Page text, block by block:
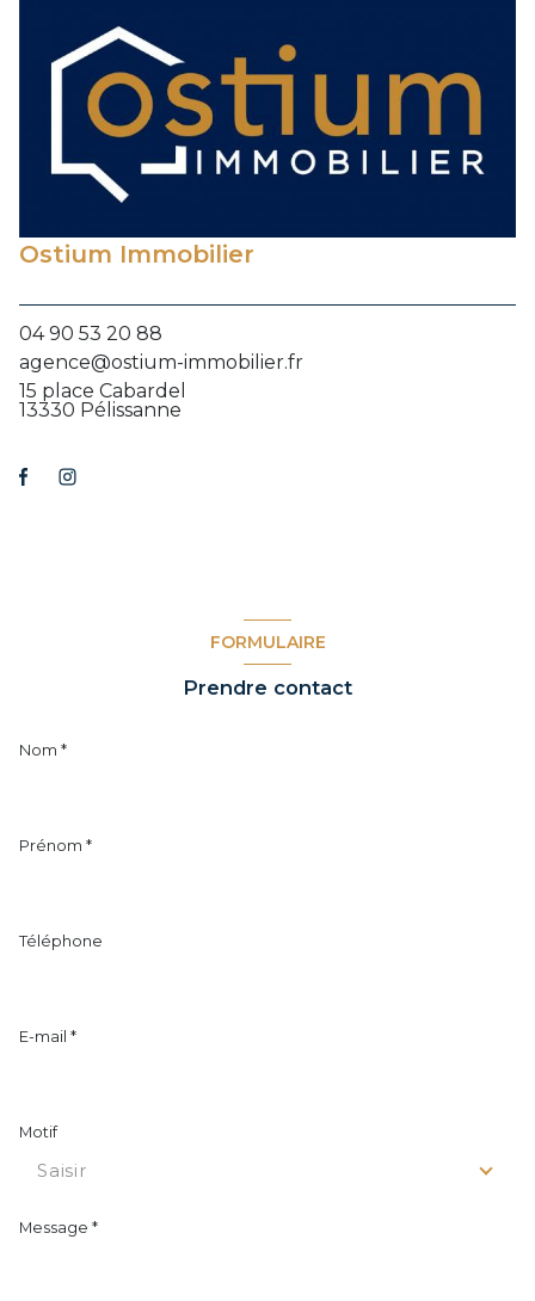
Ostium Immobilier
04 90 53 20 88
agence@ostium-immobilier.fr
15 place Cabardel
13330 Pélissanne
FORMULAIRE
Prendre contact
Nom *
Prénom *
Téléphone
E-mail *
Motif
Saisir
Message *